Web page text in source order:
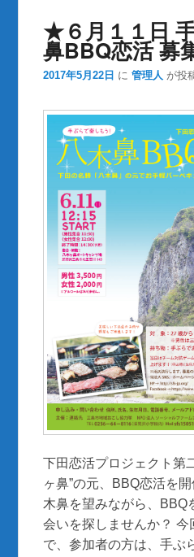
★６月１１日
鼻BBQ恋活 募
2017年5月22日 に 管理人 が投
下田恋活プロジェクト第
ヶ鼻”の元、BBQ恋活を
木鼻を望みながら、BBQ
会いを探しませんか？
で、参加者の方は、手ぶ